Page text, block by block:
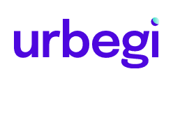
contenido
pie